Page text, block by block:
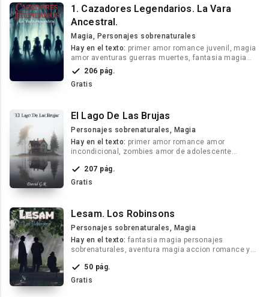
1. Cazadores Legendarios. La Vara
Ancestral.
Magia, Personajes sobrenaturales
Hay en el texto: primer amor romance juvenil, magia
amor aventuras guerras muertes, fantasia magia
amor soldados planetas
206 pág.
Gratis
El Lago De Las Brujas
Personajes sobrenaturales, Magia
Hay en el texto: primer amor romance amor
incondicional, zombies amor de adolescente
207 pág.
Gratis
Lesam. Los Robinsons
Personajes sobrenaturales, Magia
Hay en el texto: fantasia magia personajes
sobrenaturales, aventura magia accion romance y
50 pág.
Gratis